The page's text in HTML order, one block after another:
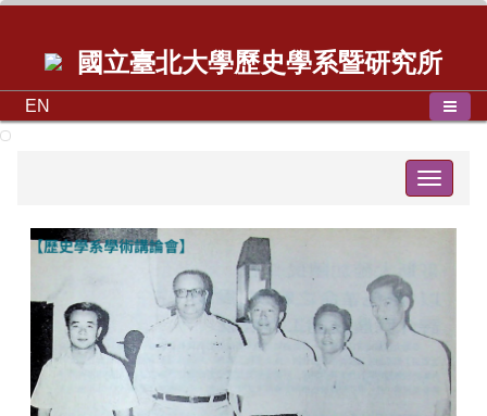
國立臺北大學歷史學系暨研究所
EN
Toggle